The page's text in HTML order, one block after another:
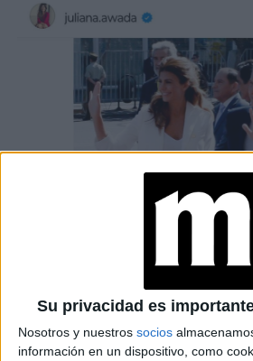
Su privacidad es
Nosotros y nuestros socios
información en un dispositivo, como